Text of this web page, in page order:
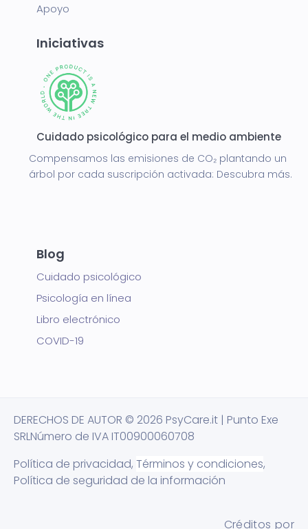
Apoyo
Iniciativas
Cuidado psicológico para el medio ambiente
Compensamos las emisiones de CO₂ plantando un
árbol por cada suscripción activada: Descubra más.
Blog
Cuidado psicológico
Psicología en línea
Libro electrónico
COVID-19
DERECHOS DE AUTOR © 2026 PsyCare.it | Punto Exe
SRLNúmero de IVA IT00900060708
Política de privacidad, Términos y condiciones,
Política de seguridad de la información
Créditos por